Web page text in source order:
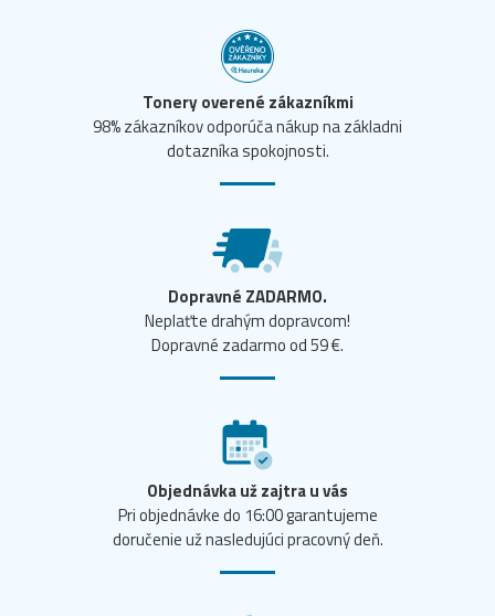
Tonery overené zákazníkmi
98% zákazníkov odporúča nákup na základni
dotazníka spokojnosti.
Dopravné ZADARMO.
Neplaťte drahým dopravcom!
Dopravné zadarmo od 59 €.
Objednávka už zajtra u vás
Pri objednávke do 16:00 garantujeme
doručenie už nasledujúci pracovný deň.